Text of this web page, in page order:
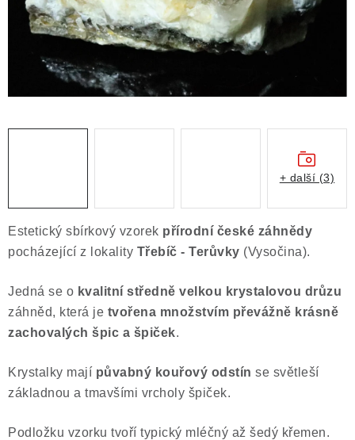
NALEZIŠTĚ
Ochrana osobních údajů
Formulář pro uplatnění reklamace
Formulář pro odstoupení od smlouvy
Estetický sbírkový vzorek přírodní české záhnědy
pocházející z lokality Třebíč - Terůvky (Vysočina).
Jedná se o kvalitní středně velkou krystalovou drůzu
záhněd, která je tvořena množstvím převážně krásně
zachovalých špic a špiček.
Krystalky mají půvabný kouřový odstín se světleší
základnou a tmavšími vrcholy špiček.
Podložku vzorku tvoří typický mléčný až šedý křemen.
+ další (3)